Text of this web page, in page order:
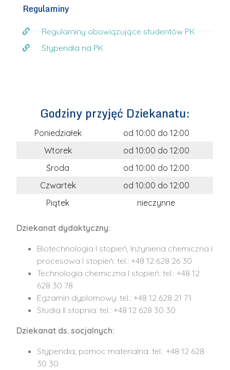
Regulaminy
Regulaminy obowiązujące studentów PK
Stypendia na PK
Godziny przyjęć Dziekanatu:
Poniedziałek
od 10:00 do 12:00
Wtorek
od 10:00 do 12:00
Środa
od 10:00 do 12:00
Czwartek
od 10:00 do 12:00
Piątek
nieczynne
Dziekanat dydaktyczny:
Biotechnologia I stopień, Inżynieria chemiczna i
procesowa I stopień: tel.: +48 12 628 26 30
Technologia chemiczna I stopień: tel.: +48 12
628 30 78
Egzamin dyplomowy: tel.: +48 12 628 21 71
Studia II stopnia: tel.: +48 12 628 30 30
Dziekanat ds. socjalnych:
Stypendia, pomoc materialna: tel.: +48 12 628
30 30